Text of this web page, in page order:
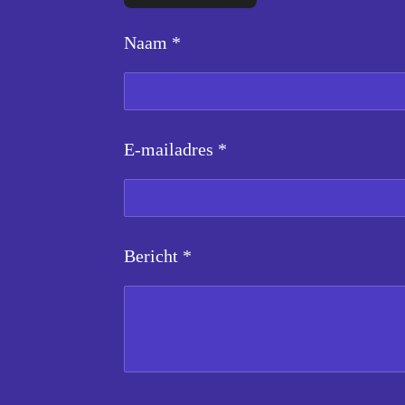
Naam *
E-mailadres *
Bericht *